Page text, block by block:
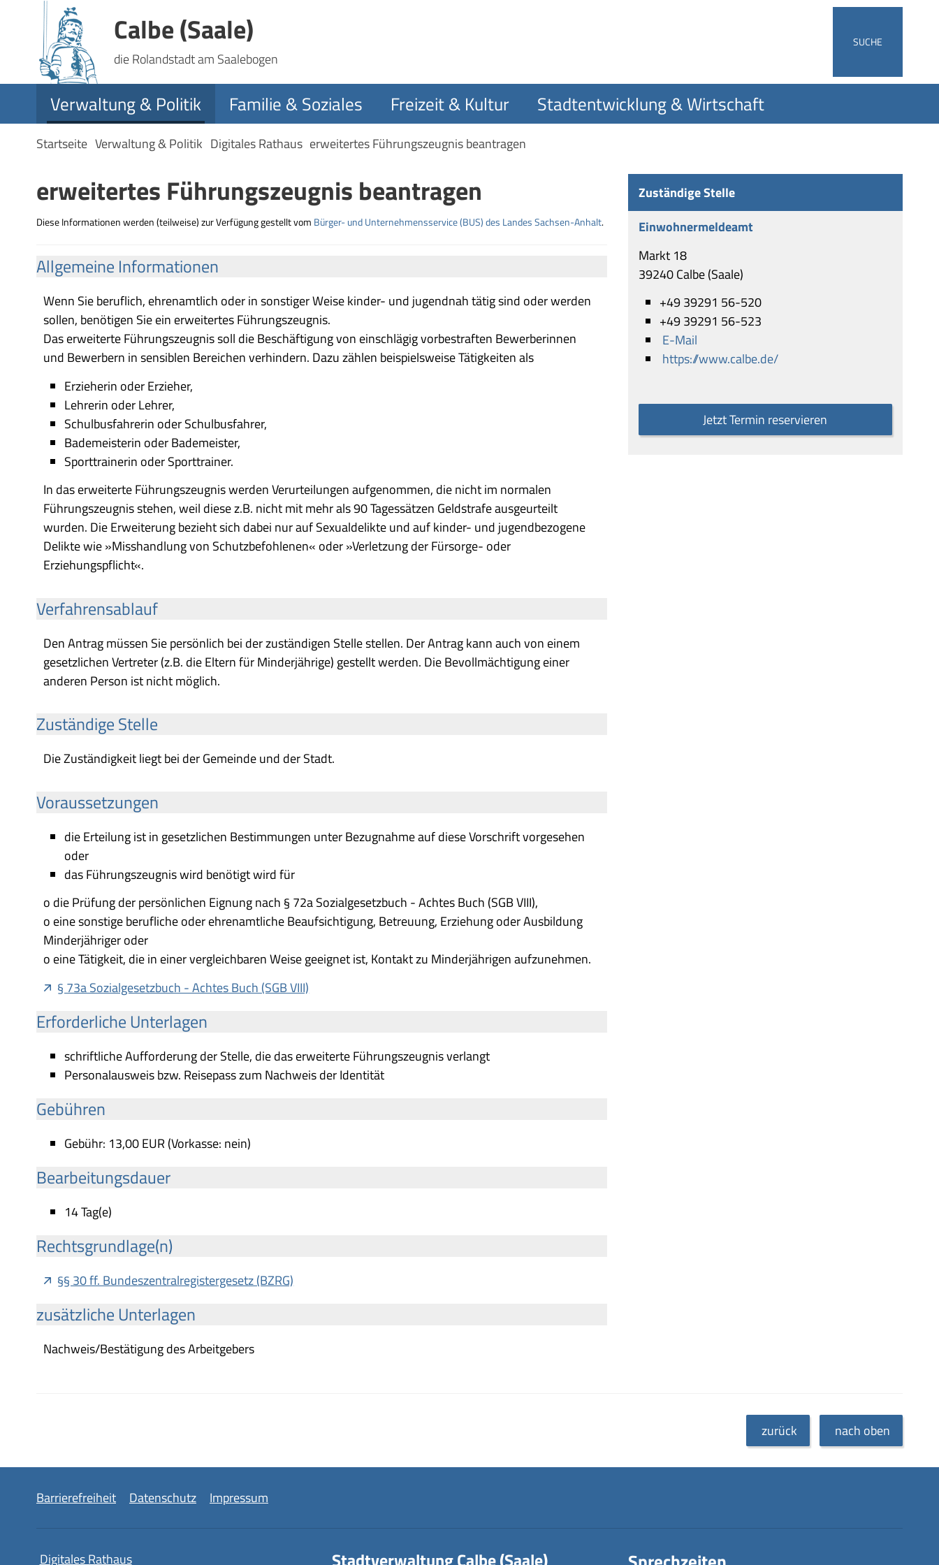
Calbe (Saale)
die Rolandstadt am Saalebogen
SUCHE
Verwaltung & Politik Familie & Soziales Freizeit & Kultur Stadtentwicklung & Wirtschaft
Startseite Verwaltung & Politik Digitales Rathaus erweitertes Führungszeugnis beantragen
erweitertes Führungszeugnis beantragen
Diese Informationen werden (teilweise) zur Verfügung gestellt vom Bürger- und Unternehmensservice (BUS) des Landes Sachsen-Anhalt.
Allgemeine Informationen
Wenn Sie beruflich, ehrenamtlich oder in sonstiger Weise kinder- und jugendnah tätig sind oder werden
sollen, benötigen Sie ein erweitertes Führungszeugnis.
Das erweiterte Führungszeugnis soll die Beschäftigung von einschlägig vorbestraften Bewerberinnen
und Bewerbern in sensiblen Bereichen verhindern. Dazu zählen beispielsweise Tätigkeiten als
Erzieherin oder Erzieher,
Lehrerin oder Lehrer,
Schulbusfahrerin oder Schulbusfahrer,
Bademeisterin oder Bademeister,
Sporttrainerin oder Sporttrainer.
In das erweiterte Führungszeugnis werden Verurteilungen aufgenommen, die nicht im normalen
Führungszeugnis stehen, weil diese z.B. nicht mit mehr als 90 Tagessätzen Geldstrafe ausgeurteilt
wurden. Die Erweiterung bezieht sich dabei nur auf Sexualdelikte und auf kinder- und jugendbezogene
Delikte wie »Misshandlung von Schutzbefohlenen« oder »Verletzung der Fürsorge- oder
Erziehungspflicht«.
Verfahrensablauf
Den Antrag müssen Sie persönlich bei der zuständigen Stelle stellen. Der Antrag kann auch von einem
gesetzlichen Vertreter (z.B. die Eltern für Minderjährige) gestellt werden. Die Bevollmächtigung einer
anderen Person ist nicht möglich.
Zuständige Stelle
Die Zuständigkeit liegt bei der Gemeinde und der Stadt.
Voraussetzungen
die Erteilung ist in gesetzlichen Bestimmungen unter Bezugnahme auf diese Vorschrift vorgesehen
oder
das Führungszeugnis wird benötigt wird für
o die Prüfung der persönlichen Eignung nach § 72a Sozialgesetzbuch - Achtes Buch (SGB VIII),
o eine sonstige berufliche oder ehrenamtliche Beaufsichtigung, Betreuung, Erziehung oder Ausbildung
Minderjähriger oder
o eine Tätigkeit, die in einer vergleichbaren Weise geeignet ist, Kontakt zu Minderjährigen aufzunehmen.
§ 73a Sozialgesetzbuch - Achtes Buch (SGB VIII)
Erforderliche Unterlagen
schriftliche Aufforderung der Stelle, die das erweiterte Führungszeugnis verlangt
Personalausweis bzw. Reisepass zum Nachweis der Identität
Gebühren
Gebühr: 13,00 EUR (Vorkasse: nein)
Bearbeitungsdauer
14 Tag(e)
Rechtsgrundlage(n)
§§ 30 ff. Bundeszentralregistergesetz (BZRG)
zusätzliche Unterlagen
Nachweis/Bestätigung des Arbeitgebers
Zuständige Stelle
Einwohnermeldeamt
Markt 18
39240 Calbe (Saale)
+49 39291 56-520
+49 39291 56-523
E-Mail
https://www.calbe.de/
Jetzt Termin reservieren
zurück nach oben
Barrierefreiheit Datenschutz Impressum
Digitales Rathaus Stadtverwaltung Calbe (Saale)